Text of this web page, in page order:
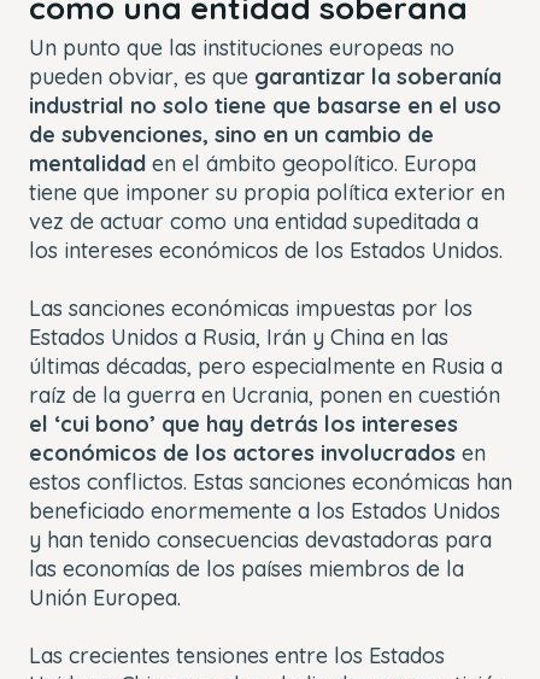
Un punto que las instituciones europeas no
pueden obviar, es que garantizar la soberanía
industrial no solo tiene que basarse en el uso
de subvenciones, sino en un cambio de
mentalidad en el ámbito geopolítico. Europa
tiene que imponer su propia política exterior en
vez de actuar como una entidad supeditada a
los intereses económicos de los Estados Unidos.
Las sanciones económicas impuestas por los
Estados Unidos a Rusia, Irán y China en las
últimas décadas, pero especialmente en Rusia a
raíz de la guerra en Ucrania, ponen en cuestión
el ‘cui bono’ que hay detrás los intereses
económicos de los actores involucrados en
estos conflictos. Estas sanciones económicas han
beneficiado enormemente a los Estados Unidos
y han tenido consecuencias devastadoras para
las economías de los países miembros de la
Unión Europea.
Las crecientes tensiones entre los Estados